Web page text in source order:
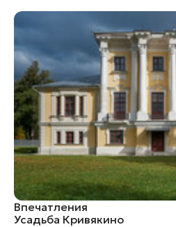
Впечатления
Усадьба Кривякино